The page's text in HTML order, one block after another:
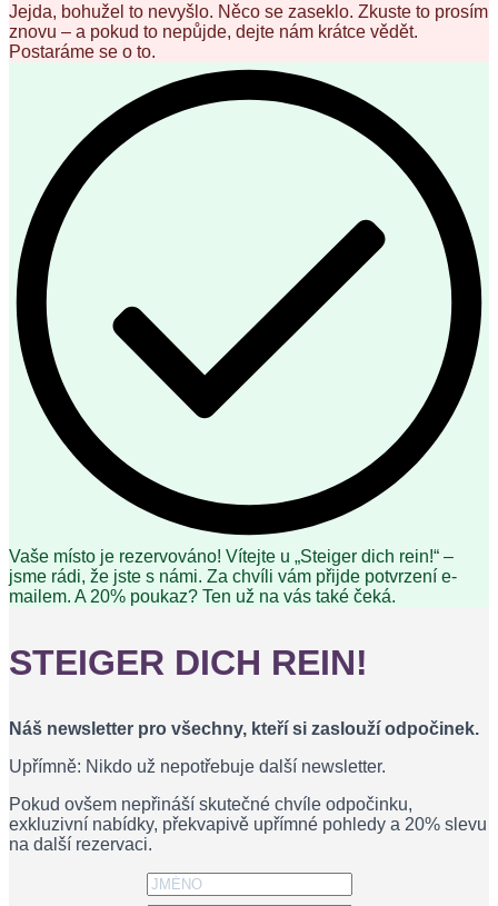
Jejda, bohužel to nevyšlo. Něco se zaseklo. Zkuste to prosím
znovu – a pokud to nepůjde, dejte nám krátce vědět.
Postaráme se o to.
Vaše místo je rezervováno! Vítejte u „Steiger dich rein!“ –
jsme rádi, že jste s námi. Za chvíli vám přijde potvrzení e-
mailem. A 20% poukaz? Ten už na vás také čeká.
STEIGER DICH REIN!
Náš newsletter pro všechny, kteří si zaslouží odpočinek.
Upřímně: Nikdo už nepotřebuje další newsletter.
Pokud ovšem nepřináší skutečné chvíle odpočinku,
exkluzivní nabídky, překvapivě upřímné pohledy a 20% slevu
na další rezervaci.